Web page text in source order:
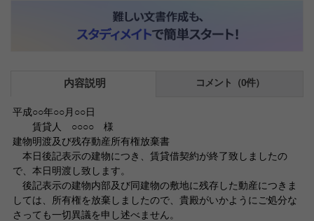
内容説明 コメント（0件）
平成○○年○○月○○日
賃貸人 ○○○○ 様
建物明渡及び残存動産所有権放棄書
本日後記表示の建物につき、賃貸借契約が終了致しましたの
で、本日明渡し致します。
後記表示の建物内部及び同建物の敷地に残存した動産につきま
しては、所有権を放棄しましたので、貴殿がいかようにご処分な
さっても一切異議を申し述べません。